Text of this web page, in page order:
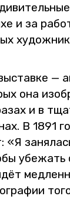
и за
—
она
и в
В 1891
«Я
убе­жать